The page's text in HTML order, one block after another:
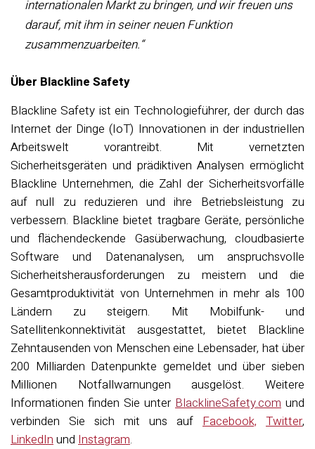
internationalen Markt zu bringen, und wir freuen uns
darauf, mit ihm in seiner neuen Funktion
zusammenzuarbeiten.“
Über Blackline Safety
Blackline Safety ist ein Technologieführer, der durch das
Internet der Dinge (IoT) Innovationen in der industriellen
Arbeitswelt vorantreibt. Mit vernetzten
Sicherheitsgeräten und prädiktiven Analysen ermöglicht
Blackline Unternehmen, die Zahl der Sicherheitsvorfälle
auf null zu reduzieren und ihre Betriebsleistung zu
verbessern. Blackline bietet tragbare Geräte, persönliche
und flächendeckende Gasüberwachung, cloudbasierte
Software und Datenanalysen, um anspruchsvolle
Sicherheitsherausforderungen zu meistern und die
Gesamtproduktivität von Unternehmen in mehr als 100
Ländern zu steigern. Mit Mobilfunk- und
Satellitenkonnektivität ausgestattet, bietet Blackline
Zehntausenden von Menschen eine Lebensader, hat über
200 Milliarden Datenpunkte gemeldet und über sieben
Millionen Notfallwarnungen ausgelöst. Weitere
Informationen finden Sie unter BlacklineSafety.com und
verbinden Sie sich mit uns auf Facebook, Twitter,
LinkedIn und Instagram.